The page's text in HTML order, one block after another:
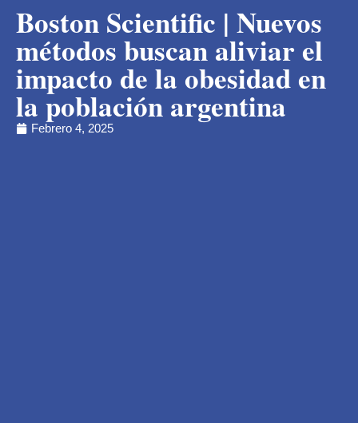
Boston Scientific | Nuevos
métodos buscan aliviar el
impacto de la obesidad en
la población argentina
Febrero 4, 2025